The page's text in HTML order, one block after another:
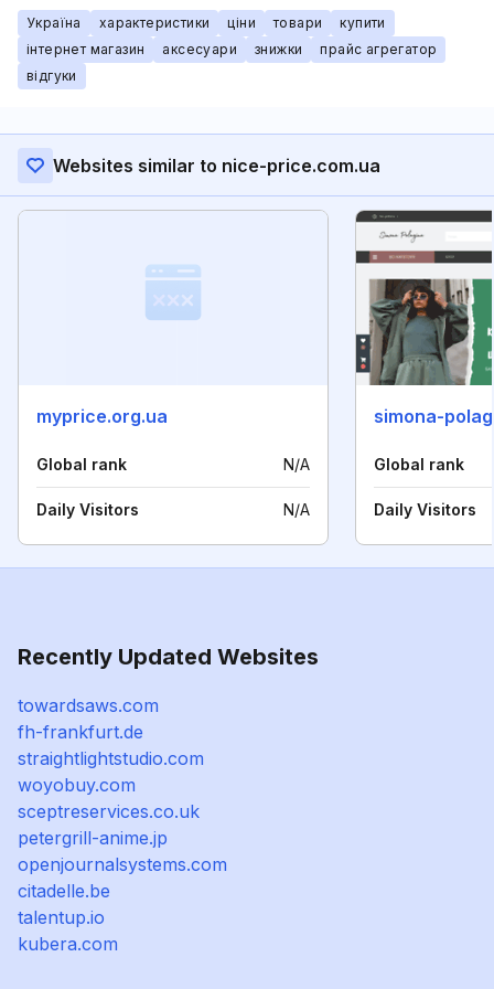
Україна характеристики ціни товари
купити
інтернет магазин
аксесуари знижки
прайс агрегатор
відгуки
Websites similar to nice-price.com.ua
myprice.org.ua
Global rank N/A
Daily Visitors N/A
simona-
Global rank
Daily Visitors
Recently Updated Websites
towardsaws.com
fh-frankfurt.de
straightlightstudio.com
woyobuy.com
sceptreservices.co.uk
petergrill-anime.jp
openjournalsystems.com
citadelle.be
talentup.io
kubera.com